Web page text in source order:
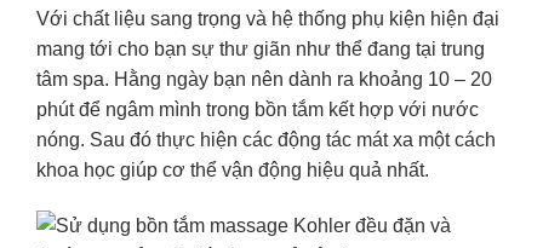
Với chất liệu sang trọng và hệ thống phụ kiện hiện đại
mang tới cho bạn sự thư giãn như thể đang tại trung
tâm spa. Hằng ngày bạn nên dành ra khoảng 10 – 20
phút để ngâm mình trong bồn tắm kết hợp với nước
nóng. Sau đó thực hiện các động tác mát xa một cách
khoa học giúp cơ thể vận động hiệu quả nhất.